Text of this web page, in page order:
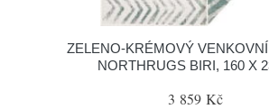
ZELENO-KRÉMOVÝ
NORTHRUGS BIRI, 160 X
3 859 Kč